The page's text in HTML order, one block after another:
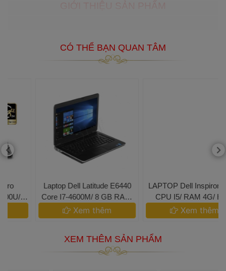
CÓ THỂ BẠN QUAN TÂM
Laptop Dell Latitude E6440
Core I7-4600M/ 8 GB RAM/
240 GB SSD/ Intel HD 4600
+ AMD Radeon HD 8690M
Xem thêm
LAPTOP Dell Inspiron 5548/
CPU I5/ RAM 4G/ HDD
500G/ 15.6 IN
Xem thêm
XEM THÊM SẢN PHẨM